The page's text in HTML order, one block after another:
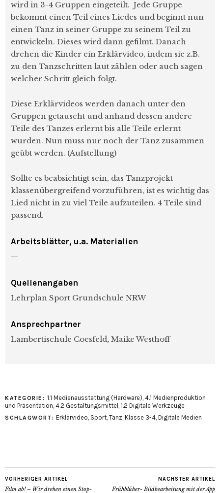
wird in 3-4 Gruppen eingeteilt. Jede Gruppe
bekommt einen Teil eines Liedes und beginnt nun
einen Tanz in seiner Gruppe zu seinem Teil zu
entwickeln. Dieses wird dann gefilmt. Danach
drehen die Kinder ein Erklärvideo, indem sie z.B.
zu den Tanzschritten laut zählen oder auch sagen
welcher Schritt gleich folgt.
Diese Erklärvideos werden danach unter den
Gruppen getauscht und anhand dessen andere
Teile des Tanzes erlernt bis alle Teile erlernt
wurden. Nun muss nur noch der Tanz zusammen
geübt werden. (Aufstellung)
Sollte es beabsichtigt sein, das Tanzprojekt
klassenübergreifend vorzuführen, ist es wichtig das
Lied nicht in zu viel Teile aufzuteilen. 4 Teile sind
passend.
Arbeitsblätter, u.a. Materialien
—
Quellenangaben
Lehrplan Sport Grundschule NRW
Ansprechpartner
Lambertischule Coesfeld, Maike Westhoff
KATEGORIE: 1.1 Medienausstattung (Hardware), 4.1 Medienproduktion
und Präsentation, 4.2 Gestaltungsmittel , 1.2 Digitale Werkzeuge
SCHLAGWORT: Erklärvideo, Sport, Tanz, Klasse 3-4, Digitale Medien
VORHERIGER ARTIKEL
Film ab! – Wir drehen einen Stop-
NÄCHSTER ARTIKEL
Frühblüher- Bildbearbeitung mit der App